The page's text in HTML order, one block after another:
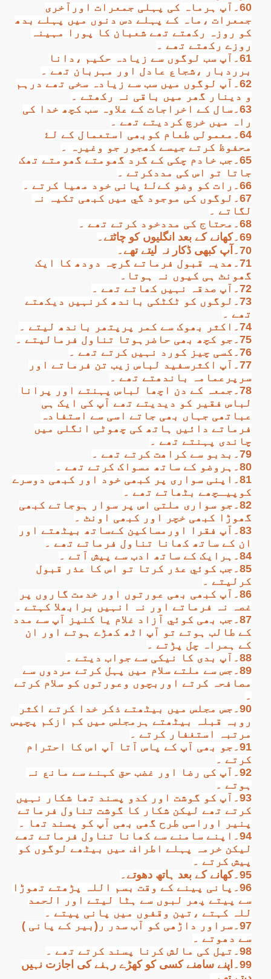
60۔آپ ہرماہ کی پہلی جمعرات اورآخری
جمعرات ،ماہ کے پہلے دس دنوں میں پہلے بدھ
کو روزہ رکھتے تھے شعبان کا پورا مہینہ
روزے رکھتے تھے ۔
61۔آپ سب لوگوں سے زیادہ حکیم ،دانا
برردبار ،شجاع عادل اور مہربان تھے ۔
62۔آپ لوگوں میں سب سے زیادہ سخی تھے درہم
و دینار گھر میں باقی نہ رکھتے ۔
63۔سال کے اخراجات کے علاوہ سب کچھ خدا کی
راہ میں خرچ کردیتے تھے ۔
64۔معمولی طعام کوبھی استعمال کے لۓ
محفوظ کرتے جیسے کھجور جو وغیرہ ۔
65۔جب خادم چکی کے گرد گھومتے گھومتے تھک
جاتا تو اس کی مددکرتے ۔
66۔رات کو وضو کےلۓ پانی خود مھیا کرتے ۔
67۔لوگوں کی موجود گي میں کبھی تکیہ نہ
لگاتے ۔
68۔محتاج کی مددخود کرتے تھے ۔
69۔کھانے کے بعد انگلیوں کو چاٹتے۔
70۔آپ کبھی ڈکار نہ لیتے تھے۔
71۔ھدیہ قبول فرماتے گرچہ دودھ کا ایک
گھونٹ ہی کیوں نہ ہوتا۔
72۔آپ صدقہ نہیں کھاتے تھے ۔
73۔لوگوں کو ٹکٹکی باندھ کرنہیں دیکھتے
تھے ۔
74۔اکثر بھوک سے کمر پرپتھر باندھ لیتے ۔
75۔جو کچھ بھی حاضرہوتا تناول فرمالیتے ۔
76۔کسی چیز کورد نہیں کرتے تھے ۔
77۔آپ اکثرسفید لباس زیب تن فرماتے اور
سرپرعمامہ باندھتے تھے ۔
78۔جمعہ کے دن اچھا لباس پہنتے اور پرانا
لباس فقیر کو دیدیتے تھے آپ کی ایک ہی
عباتھی جہاں بھی جاتے اسی سے استفادہ
فرماتے دائيں ہاتھ کی چھوٹی انگلی میں
چاندی پہنتے تھے ۔
79۔بدبو سے کراھت کرتے تھے ۔
80۔ہروضو کے ساتھ مسواک کرتے تھے ۔
81۔اپنی سواری پر کبھی خود اور کبھی دوسرے
کوپیـچھے بٹھاتے تھے ۔
82۔جو سواری ملتی اس پر سوار ہوجاتے کبھی
گھوڑا کبھی خچر اور کبھی اونٹ ۔
83۔آپ فقرا اورمساکین کےساتھ بیٹھتے اور
ان کے ساتھ کھانا تناول فرماتے تھے ۔
84۔ہرایک کے ساتھ ادب سے پیش آتے ۔
85۔جب کوئي عذر کرتا تو اس کا عذر قبول
کرلیتے ۔
86۔آپ کبھی بھی عورتوں اور خدمت گاروں پر
غصہ نہ فرماتے اور نہ انہیں برابھلا کہتے ۔
87۔جب بھی کوئي آزاد غلام یا کنیز آپ سے مدد
کے طالب ہوتے تو آپ اٹھ کھڑے ہوتے اور ان
کے ہمراہ چل پڑتے ۔
88۔آپ بدی کا نیکی سے جواب دیتے ۔
89۔جس سے ملتے سلام میں پہل کرتے مردوں سے
مصافحہ کرتے اوربچوں وعورتوں کو سلام کرتے
۔
90۔جس مجلس میں بیٹھتے ذکر خدا کرتے اکثر
روبہ قبلہ بیٹھتے ہرمجلس میں کم ازکم پچیس
مرتبہ استغفار کرتے ۔
91۔جو بھی آپ کے پاس آتا آپ اس کا احترام
کرتے ۔
92۔آپ کی رضا اور غضب حق کہنے سے مانع نہ
ہوتے ۔
93۔آپ کو گوشت اور کدو پسند تھا شکار نہیں
کرتے تھے لیکن شکار کا گوشت تناول فرماتے
پنیر اوراسی طرح گھی بھی آپ کو پسند تھا ۔
94۔اپنے سامنے سے کھانا تناول فرماتے تھے
لیکن خرمہ پہلے اطراف میں بیٹھے لوگوں کو
پیش کرتے ۔
95۔کھانے کے بعد ہاتھ دھوتے۔
96۔پانی پینے کے وقت بسم اللہ پڑھتے تھوڑا
سے پیتے پھر لبوں سے ہٹا لیتے اور الحمد
للہ کہتے ،تین وقفوں میں پانی پیتے ۔
97۔سراور داڑھی کو آب سدر ر(بیر کے پانی )
سے دھوتے ۔
98۔تیل کی مالش کرنا پسند کرتے تھے ۔
99۔اپنے سامنے کسی کو کھڑے رہنے کی اجازت نہیں